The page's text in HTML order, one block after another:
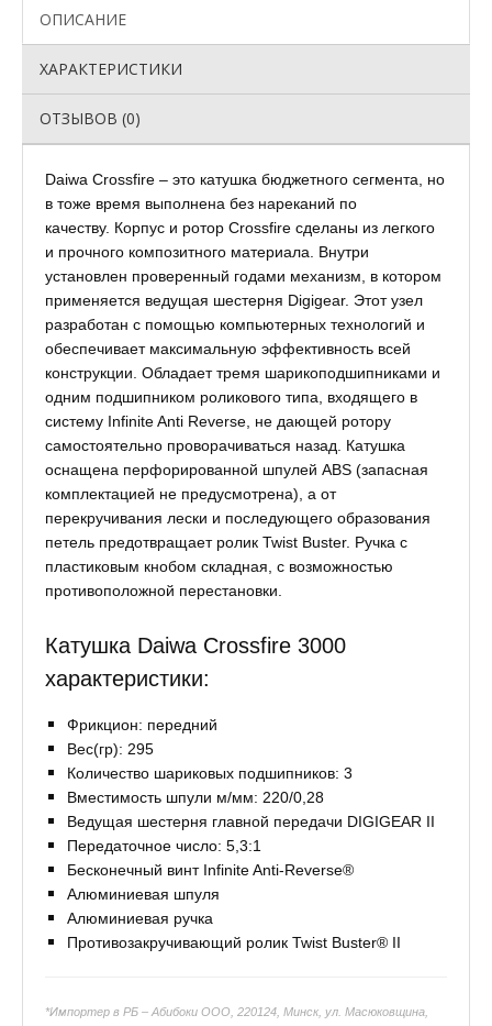
ОПИСАНИЕ
ХАРАКТЕРИСТИКИ
ОТЗЫВОВ (0)
Daiwa Crossfire – это катушка бюджетного сегмента, но
в тоже время выполнена без нареканий по
качеству. Корпус и ротор Crossfire сделаны из легкого
и прочного композитного материала. Внутри
установлен проверенный годами механизм, в котором
применяется ведущая шестерня Digigear. Этот узел
разработан с помощью компьютерных технологий и
обеспечивает максимальную эффективность всей
конструкции. Обладает тремя шарикоподшипниками и
одним подшипником роликового типа, входящего в
систему Infinite Anti Reverse, не дающей ротору
самостоятельно проворачиваться назад. Катушка
оснащена перфорированной шпулей ABS (запасная
комплектацией не предусмотрена), а от
перекручивания лески и последующего образования
петель предотвращает ролик Twist Buster. Ручка с
пластиковым кнобом складная, с возможностью
противоположной перестановки.
Катушка Daiwa Crossfire 3000
характеристики:
Фрикцион: передний
Вес(гр): 295
Количество шариковых подшипников: 3
Вместимость шпули м/мм: 220/0,28
Ведущая шестерня главной передачи DIGIGEAR II
Передаточное число: 5,3:1
Бесконечный винт Infinite Anti-Reverse®
Алюминиевая шпуля
Алюминиевая ручка
Противозакручивающий ролик Twist Buster® II
*Импортер в РБ – Абибоки ООО, 220124, Минск, ул. Масюковщина,